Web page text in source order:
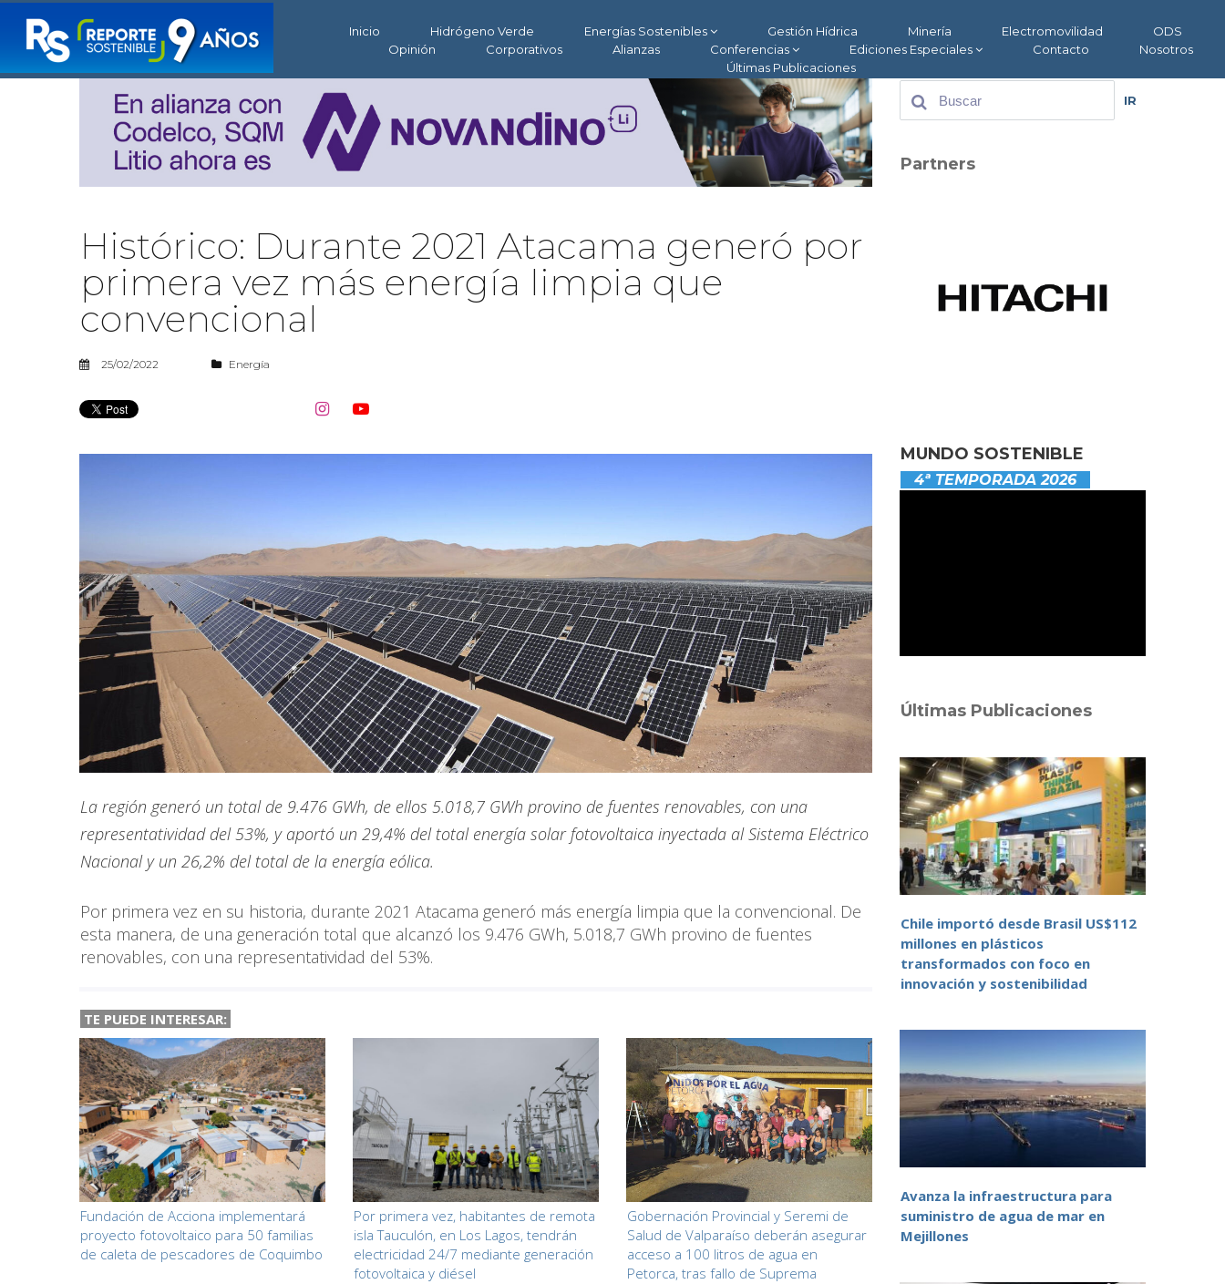
Inicio Hidrógeno Verde Energías Sostenibles Gestión Hídrica Minería Electromovilidad
ODS
Opinión
Corporativos Alianzas Conferencias Ediciones Especiales Contacto
Nosotros
Últimas Publicaciones
Histórico: Durante 2021 Atacama generó por
primera vez más energía limpia que
convencional
25/02/2022 Energía
 
La región generó un total de 9.476 GWh, de ellos 5.018,7 GWh provino de fuentes renovables, con una
representatividad del 53%, y aportó un 29,4% del total energía solar fotovoltaica inyectada al Sistema Eléctrico
Nacional y un 26,2% del total de la energía eólica.
Por primera vez en su historia, durante 2021 Atacama generó más energía limpia que la convencional. De
esta manera, de una generación total que alcanzó los 9.476 GWh, 5.018,7 GWh provino de fuentes
renovables, con una representatividad del 53%.
TE PUEDE INTERESAR:
Fundación de Acciona implementará
proyecto fotovoltaico para 50 familias
de caleta de pescadores de Coquimbo
Por primera vez, habitantes de remota
isla Tauculón, en Los Lagos, tendrán
electricidad 24/7 mediante generación
fotovoltaica y diésel
Gobernación Provincial y Seremi de
Salud de Valparaíso deberán asegurar
acceso a 100 litros de agua en
Petorca, tras fallo de Suprema
IR
Partners
MUNDO SOSTENIBLE
4ª TEMPORADA 2026
Últimas Publicaciones
Chile importó desde Brasil US$112
millones en plásticos
transformados con foco en
innovación y sostenibilidad
Avanza la infraestructura para
suministro de agua de mar en
Mejillones